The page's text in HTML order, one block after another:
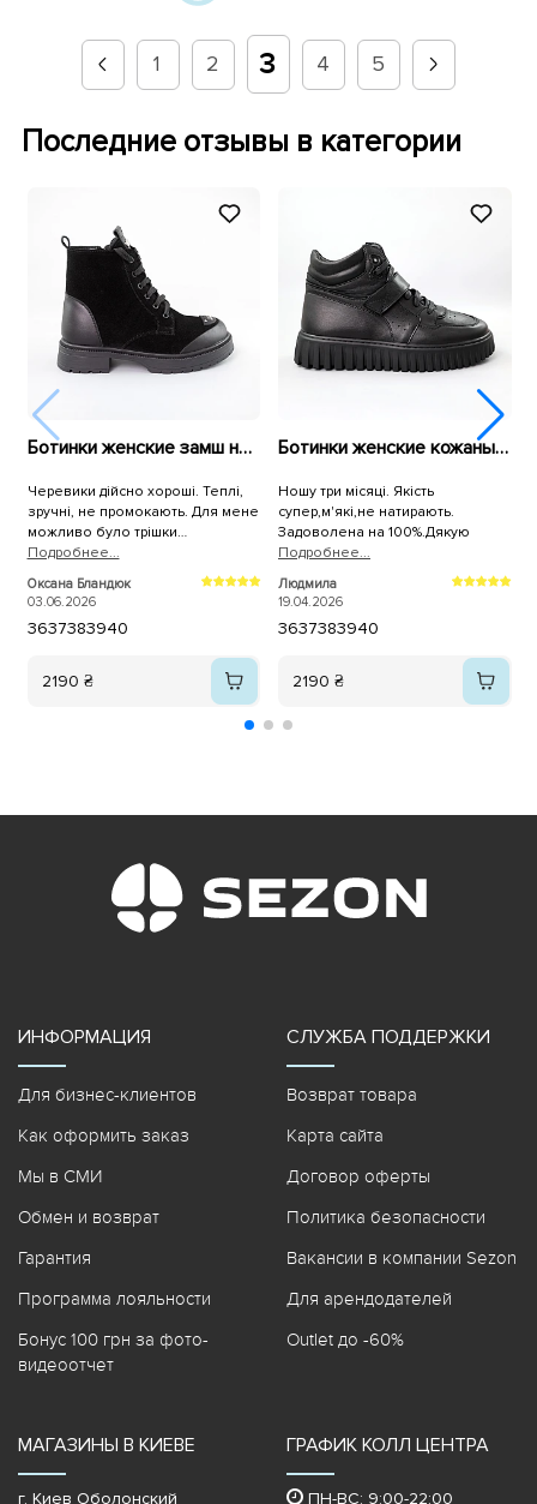
1 2 3 4 5
Последние отзывы в категории
Ботинки женские замш на меху 592699 Черные
Черевики дійсно хороші. Теплі,
зручні, не промокають. Для мене
можливо було трішки
слизьковаті.
Подробнее...
Оксана Бландюк
03.06.2026
3637383940
2190 ₴
Ботинки женские кожаные мех 591097 Черные
Ношу три місяці. Якість
супер,м'які,не натирають.
Задоволена на 100%.Дякую
Подробнее...
Людмила
19.04.2026
3637383940
2190 ₴
ИНФОРМАЦИЯ
Для бизнес-клиентов
Как оформить заказ
Мы в СМИ
Обмен и возврат
Гарантия
Программа лояльности
Бонус 100 грн за фото-
видеоотчет
СЛУЖБА ПОДДЕРЖКИ
Возврат товара
Карта сайта
Договор оферты
Политика безопасности
Вакансии в компании Sezon
Для арендодателей
Outlet до -60%
МАГАЗИНЫ В КИЕВЕ
г. Киев Оболонский
ГРАФИК КОЛЛ ЦЕНТРА
ПН-ВС: 9:00-22:00